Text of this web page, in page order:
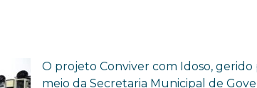
O projeto Conviver com Idoso,
meio da Secretaria Municipal de